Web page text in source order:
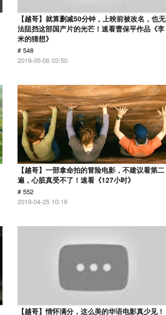
【越哥】就算删减50分钟，上映前被改名，也无
法阻挡这部国产片的光芒！速看曹保平作品《李
米的猜想》
# 548
2019-05-06 03:50
【越哥】一部拿命拍的冒险电影，不建议看第二
遍，心脏真受不了！速看《127小时》
# 552
2019-04-25 10:16
【越哥】情怀满分，这么美的华语电影真少见！